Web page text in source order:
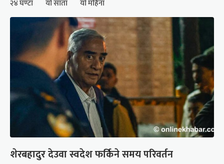
२४ घण्टा यो साता यो महिना
शेरबहादुर देउवा स्वदेश फर्किने समय परिवर्तन